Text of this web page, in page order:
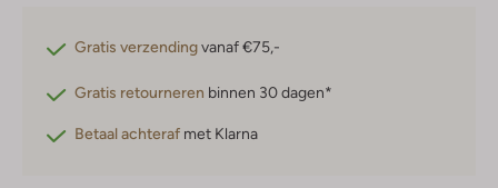
Gratis verzendingvanaf €75,-
Gratis retourneren binnen 30 dagen*
Betaal achteraf met Klarna